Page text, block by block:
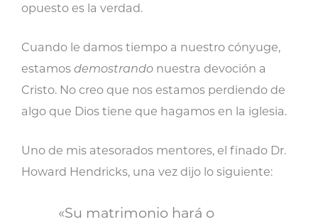
opuesto es la verdad.
Cuando le damos tiempo a nuestro cónyuge,
estamos demostrando nuestra devoción a
Cristo. No creo que nos estamos perdiendo de
algo que Dios tiene que hagamos en la iglesia.
Uno de mis atesorados mentores, el finado Dr.
Howard Hendricks, una vez dijo lo siguiente:
«Su matrimonio hará o